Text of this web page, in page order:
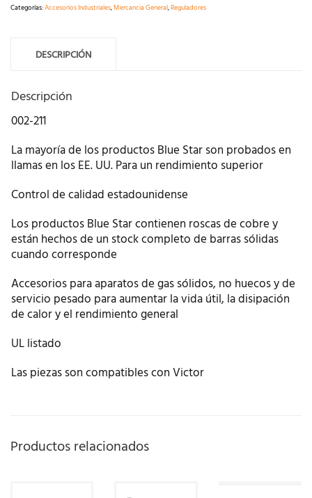
Categorías:Accesorios Industriales,Mercancia General,Reguladores
DESCRIPCIÓN
Descripción
002-211
La mayoría de los productos Blue Star son probados en
llamas en los EE. UU. Para un rendimiento superior
Control de calidad estadounidense
Los productos Blue Star contienen roscas de cobre y
están hechos de un stock completo de barras sólidas
cuando corresponde
Accesorios para aparatos de gas sólidos, no huecos y de
servicio pesado para aumentar la vida útil, la disipación
de calor y el rendimiento general
UL listado
Las piezas son compatibles con Victor
Productos relacionados